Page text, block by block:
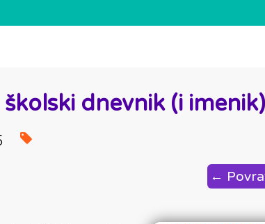
dnevnik (i imenik)
←